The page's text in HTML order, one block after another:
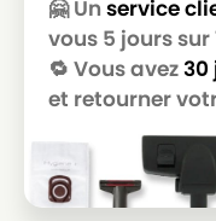
BOSCH
BOSCH
BOSCH
BOSCH
BOSCH
BOSCH
BOSCH
BOSCH
BOSCH
BOSCH
🤗 Un service
vous 5 jours sur
🔁 Vous avez30
et retourner